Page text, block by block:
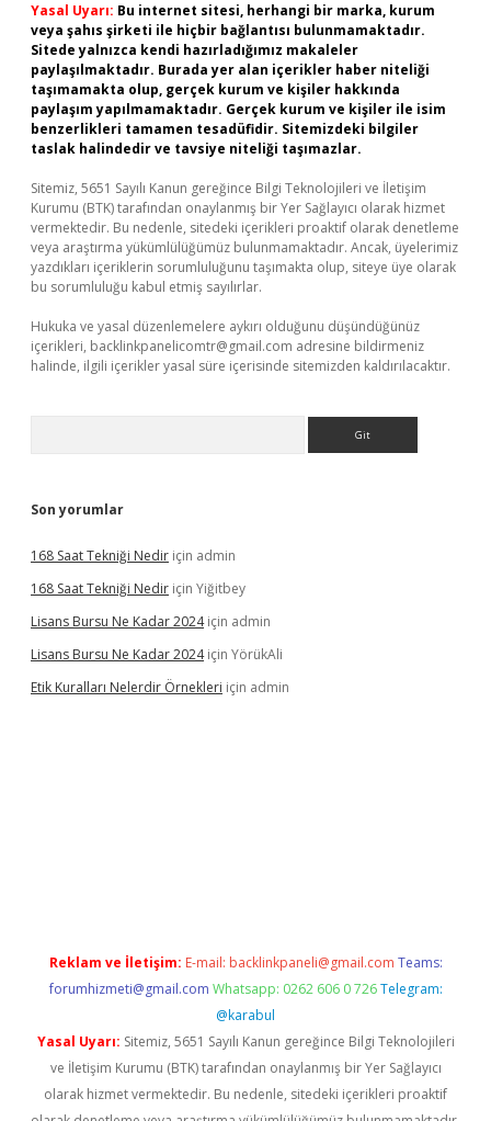
Yasal Uyarı: Bu internet sitesi, herhangi bir marka, kurum
veya şahıs şirketi ile hiçbir bağlantısı bulunmamaktadır.
Sitede yalnızca kendi hazırladığımız makaleler
paylaşılmaktadır. Burada yer alan içerikler haber niteliği
taşımamakta olup, gerçek kurum ve kişiler hakkında
paylaşım yapılmamaktadır. Gerçek kurum ve kişiler ile isim
benzerlikleri tamamen tesadüfidir. Sitemizdeki bilgiler
taslak halindedir ve tavsiye niteliği taşımazlar.
Sitemiz, 5651 Sayılı Kanun gereğince Bilgi Teknolojileri ve İletişim
Kurumu (BTK) tarafından onaylanmış bir Yer Sağlayıcı olarak hizmet
vermektedir. Bu nedenle, sitedeki içerikleri proaktif olarak denetleme
veya araştırma yükümlülüğümüz bulunmamaktadır. Ancak, üyelerimiz
yazdıkları içeriklerin sorumluluğunu taşımakta olup, siteye üye olarak
bu sorumluluğu kabul etmiş sayılırlar.
Hukuka ve yasal düzenlemelere aykırı olduğunu düşündüğünüz
içerikleri, backlinkpanelicomtr@gmail.com adresine bildirmeniz
halinde, ilgili içerikler yasal süre içerisinde sitemizden kaldırılacaktır.
Son yorumlar
168 Saat Tekniği Nedir için admin
168 Saat Tekniği Nedir için Yiğitbey
Lisans Bursu Ne Kadar 2024için admin
Lisans Bursu Ne Kadar 2024için YörükAli
Etik Kuralları Nelerdir Örnekleri için admin
Reklam ve İletişim: E-mail: backlinkpaneli@gmail.com Teams:
forumhizmeti@gmail.com Whatsapp: 0262 606 0 726 Telegram:
@karabul
Yasal Uyarı: Sitemiz, 5651 Sayılı Kanun gereğince Bilgi Teknolojileri
ve İletişim Kurumu (BTK) tarafından onaylanmış bir Yer Sağlayıcı
olarak hizmet vermektedir. Bu nedenle, sitedeki içerikleri proaktif